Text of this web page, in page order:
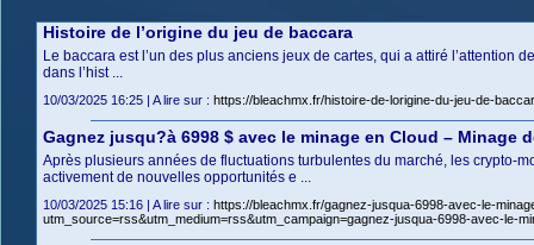
Histoire de l’origine du jeu de baccara
Le baccara est l’un des plus anciens jeux de cartes, qui a attiré
dans l’hist ...
10/03/2025 16:25 | A lire sur : https://bleachmx.fr/histoire-de-lorigine-du-jeu-de-
Gagnez jusqu?à 6998 $ avec le minage en Cloud – Minage
Après plusieurs années de fluctuations turbulentes du marché, les crypto-
activement de nouvelles opportunités e ...
10/03/2025 15:16 | A lire sur : https://bleachmx.fr/gagnez-jusqua-6998-avec-le-
utm_source=rss&utm_medium=rss&utm_campaign=gagnez-jusqua-6998-avec-le-